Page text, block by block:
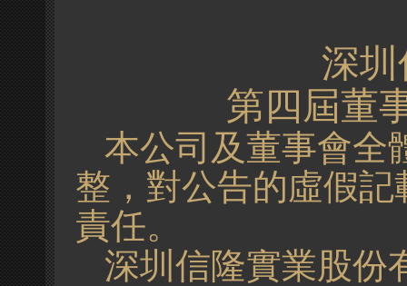
深
第四屆董
本公司及董事會全
整，對公告的虛假
責任。
深圳信隆實業股份